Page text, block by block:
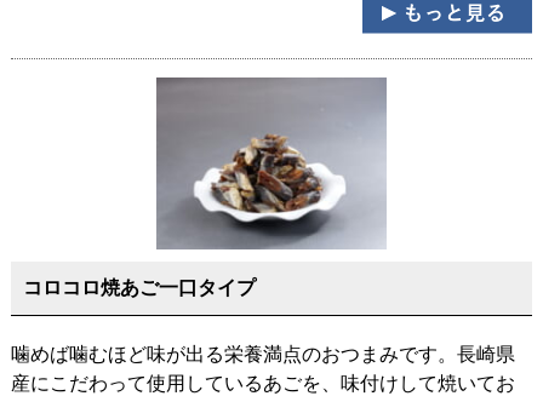
コロコロ焼あご一口タイプ
噛めば噛むほど味が出る栄養満点のおつまみです。長崎県
産にこだわって使用しているあごを、味付けして焼いてお